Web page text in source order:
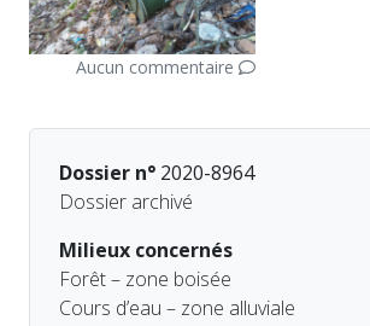
Aucun commentaire
Dossier n° 2020-8964
Dossier archivé
Milieux concernés
Forêt – zone boisée
Cours d’eau – zone alluviale